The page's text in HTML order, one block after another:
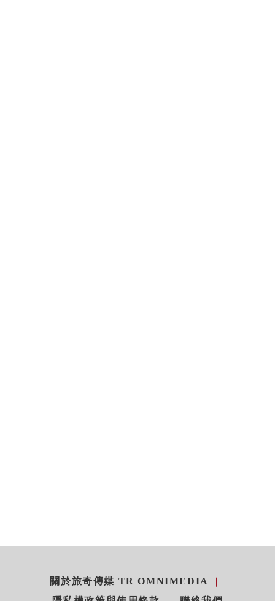
關於旅奇傳媒 TR OMNIMEDIA